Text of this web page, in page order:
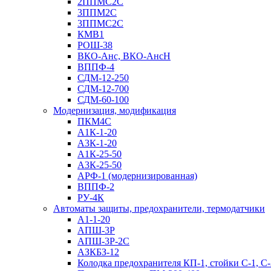
3ППМ2С
3ППМС2С
КМВ1
РОШ-38
ВКО-Анс, ВКО-АнсН
ВППФ-4
СДМ-12-250
СДМ-12-700
СДМ-60-100
Модернизация, модификация
ПКМ4С
А1К-1-20
А3К-1-20
А1К-25-50
А3К-25-50
АРФ-1 (модернизированная)
ВППФ-2
РУ-4К
Автоматы защиты, предохранители, термодатчики
А1-1-20
АПШ-3Р
АПШ-3P-2С
АЗКБЗ-12
Колодка предохранителя КП-1, стойки С-1,